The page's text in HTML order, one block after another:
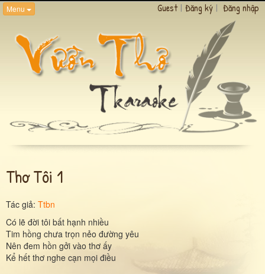
Menu Guest | Đăng ký | Đăng nhập
Thơ Tôi 1
Tác giả: Ttbn
Có lẽ đời tôi bất hạnh nhiều
Tim hồng chưa trọn nẻo đường yêu
Nên đem hồn gởi vào thơ ấy
Kể hết thơ nghe cạn mọi điều